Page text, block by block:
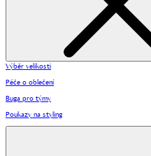
Výběr velikosti
Péče o oblečení
Buga pro týmy
Poukazy na styling